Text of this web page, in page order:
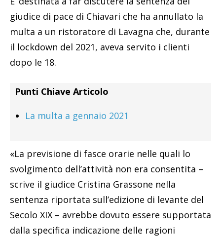
giudice di pace di Chiavari che ha annullato la
multa a un ristoratore di Lavagna che, durante
il lockdown del 2021, aveva servito i clienti
dopo le 18.
Punti Chiave Articolo
La multa a gennaio 2021
«La previsione di fasce orarie nelle quali lo
svolgimento dell’attività non era consentita –
scrive il giudice Cristina Grassone nella
sentenza riportata sull’edizione di levante del
Secolo XIX – avrebbe dovuto essere supportata
dalla specifica indicazione delle ragioni